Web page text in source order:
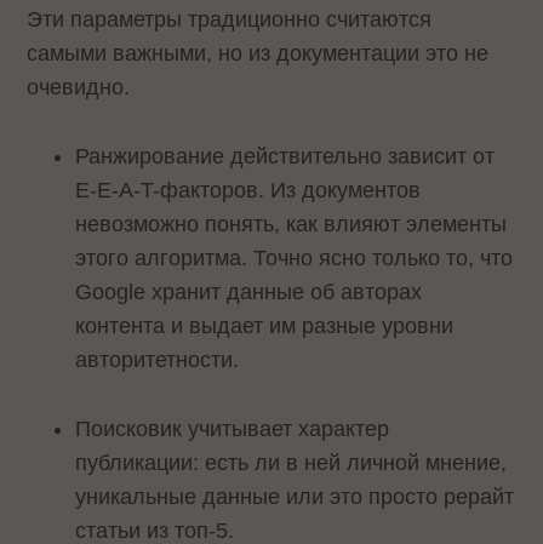
Эти параметры традиционно считаются
самыми важными, но из документации это не
очевидно.
Ранжирование действительно зависит от
E-E-A-T-факторов. Из документов
невозможно понять, как влияют элементы
этого алгоритма. Точно ясно только то, что
Google хранит данные об авторах
контента и выдает им разные уровни
авторитетности.
Поисковик учитывает характер
публикации: есть ли в ней личной мнение,
уникальные данные или это просто рерайт
статьи из топ-5.